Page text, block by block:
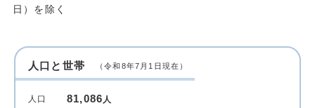
日）を除く
人口と世帯 （令和8年7月1日現在）
人口 81,086人